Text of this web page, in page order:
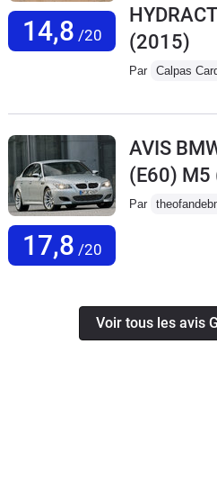
14,8 /20
(2015)
Par Calpas
17,8 /20
AVIS
(E60) M5
Par
Voir tous les avis